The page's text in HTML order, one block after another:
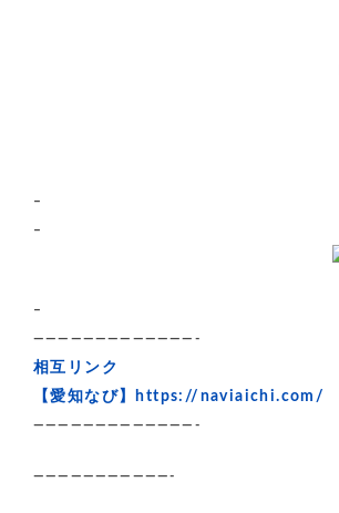
–
–
–
—————————————-
相互リンク
【愛知なび】
https://naviaichi.com/
—————————————-
———————————-